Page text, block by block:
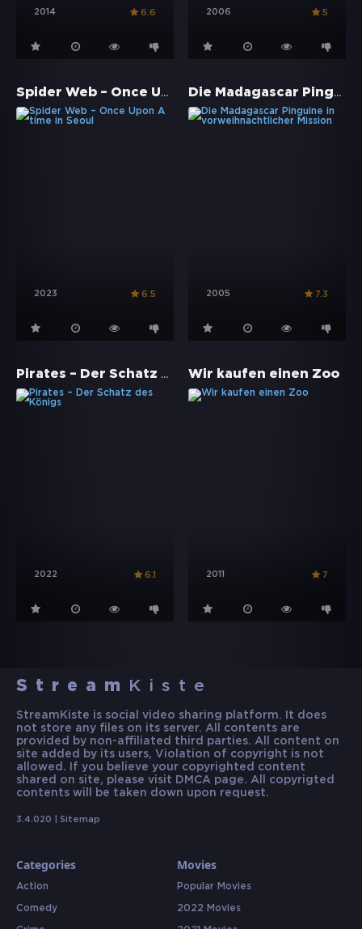
2014 6.6 2006 5
Spider Web – Once Upon A time in Seoul
2023 6.5
Die Madagascar Pinguine in vorweihnachtlicher Mission
2005 7.3
Pirates – Der Schatz des Königs
2022 6.1
Wir kaufen einen Zoo
2011 7
Stream Kiste
StreamKiste is social video sharing platform. It does
not store any files on its server. All contents are
provided by non-affiliated third parties. All content on
site added by its users, Violation of copyright is not
allowed. If you believe your copyrighted content
shared on site, please visit DMCA page. All copyrigted
contents will be taken down upon request.
3.4.020 | Sitemap
Categories
Action
Comedy
Movies
Popular Movies
2022 Movies